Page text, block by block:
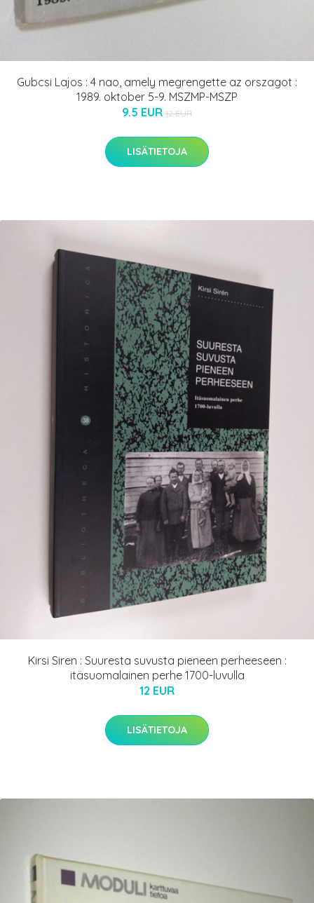
Gubcsi Lajos : 4 nao, amely megrengette az orszagot :
1989. oktober 5-9. MSZMP-MSZP
9.5 EUR 12 EUR
LISÄTIETOJA
Kirsi Siren : Suuresta suvusta pieneen perheeseen :
itäsuomalainen perhe 1700-luvulla
12 EUR
LISÄTIETOJA